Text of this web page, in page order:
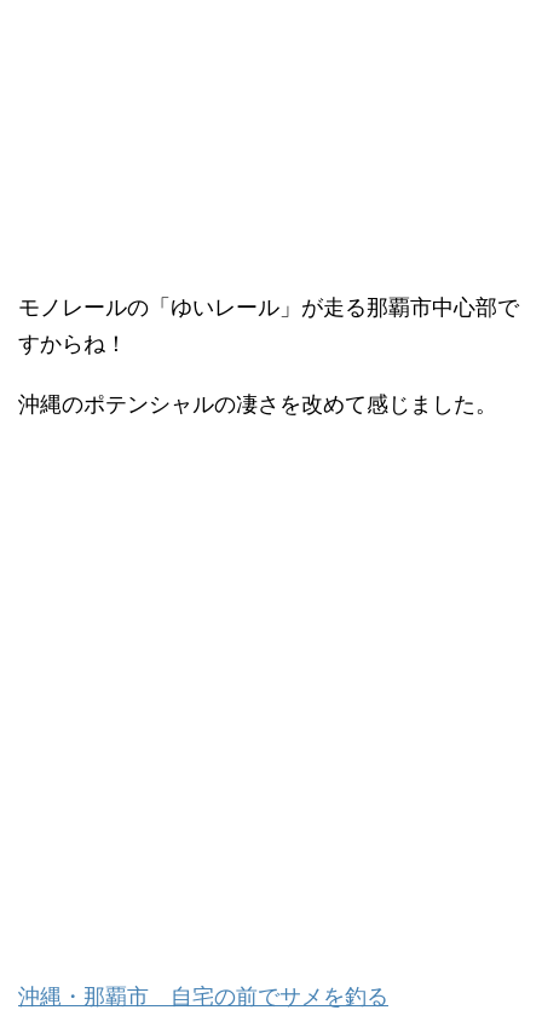
モノレールの「ゆいレール」が走る那覇市中心部で
すからね！
沖縄のポテンシャルの凄さを改めて感じました。
沖縄・那覇市 自宅の前でサメを釣る